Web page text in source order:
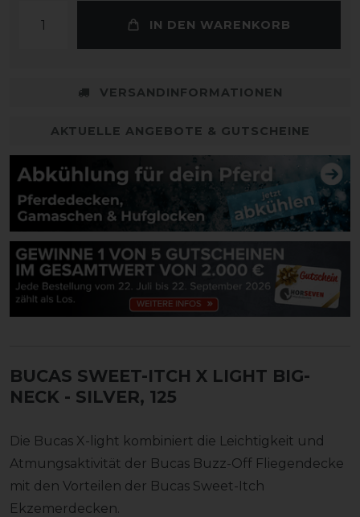
IN DEN WARENKORB
VERSANDINFORMATIONEN
AKTUELLE ANGEBOTE & GUTSCHEINE
BUCAS SWEET-ITCH X LIGHT BIG-
NECK - SILVER, 125
Die Bucas X-light kombiniert die Leichtigkeit und
Atmungsaktivität der Bucas Buzz-Off Fliegendecke
mit den Vorteilen der Bucas Sweet-Itch
Ekzemerdecken.